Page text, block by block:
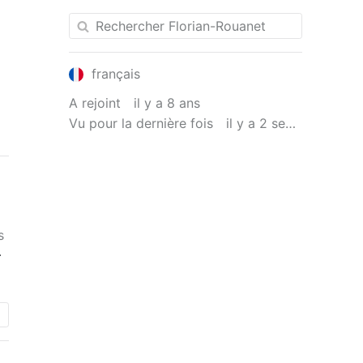
français
A rejoint
il y a 8 ans
Vu pour la dernière fois
il y a 2 semaines